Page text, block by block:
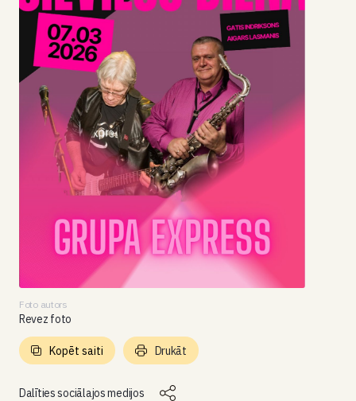
Foto autors
Revez foto
Dalīties sociālajos medijos
Kopēt saiti Drukāt